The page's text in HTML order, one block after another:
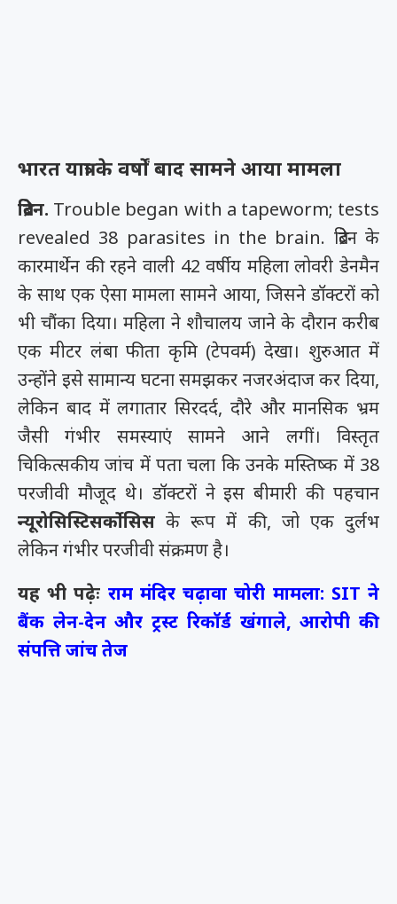
भारत यात्रा के वर्षों बाद सामने आया मामला
ब्रिटेन. Trouble began with a tapeworm; tests
revealed 38 parasites in the brain. ब्रिटेन के
कारमार्थेन की रहने वाली 42 वर्षीय महिला लोवरी डेनमैन
के साथ एक ऐसा मामला सामने आया, जिसने डॉक्टरों को
भी चौंका दिया। महिला ने शौचालय जाने के दौरान करीब
एक मीटर लंबा फीता कृमि (टेपवर्म) देखा। शुरुआत में
उन्होंने इसे सामान्य घटना समझकर नजरअंदाज कर दिया,
लेकिन बाद में लगातार सिरदर्द, दौरे और मानसिक भ्रम
जैसी गंभीर समस्याएं सामने आने लगीं। विस्तृत
चिकित्सकीय जांच में पता चला कि उनके मस्तिष्क में 38
परजीवी मौजूद थे। डॉक्टरों ने इस बीमारी की पहचान
न्यूरोसिस्टिसर्कोसिस के रूप में की, जो एक दुर्लभ
लेकिन गंभीर परजीवी संक्रमण है।
यह भी पढ़ेः राम मंदिर चढ़ावा चोरी मामला: SIT ने
बैंक लेन-देन और ट्रस्ट रिकॉर्ड खंगाले, आरोपी की
संपत्ति जांच तेज